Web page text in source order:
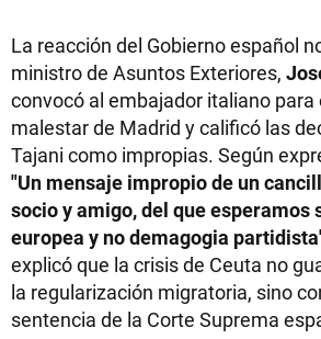
La reacción del Gobierno español
ministro de Asuntos Exteriores,
convocó al embajador italiano para
malestar de Madrid y calificó las
Tajani como impropias. Según
"Un mensaje impropio de un
socio y amigo, del que esperamos
europea y no demagogia
explicó que la crisis de Ceuta no
la regularización migratoria, sino
sentencia de la Corte Suprema